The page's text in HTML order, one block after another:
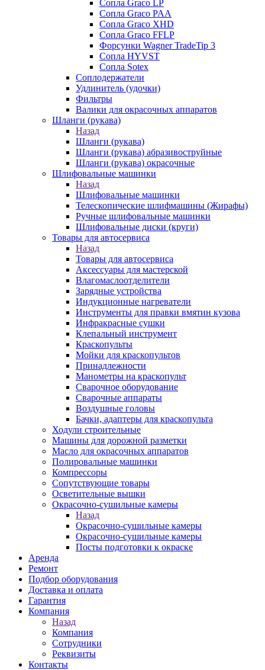
Сопла Graco LP
Сопла Graco PAA
Сопла Graco XHD
Сопла Graco FFLP
Форсунки Wagner TradeTip 3
Сопла HYVST
Сопла Sotex
Соплодержатели
Удлинитель (удочки)
Фильтры
Валики для окрасочных аппаратов
Шланги (рукава)
Назад
Шланги (рукава)
Шланги (рукава) абразивоструйные
Шланги (рукава) окрасочные
Шлифовальные машинки
Назад
Шлифовальные машинки
Телескопические шлифмашины (Жирафы)
Ручные шлифовальные машинки
Шлифовальные диски (круги)
Товары для автосервиса
Назад
Товары для автосервиса
Аксессуары для мастерской
Влагомаслоотделители
Зарядные устройства
Индукционные нагреватели
Инструменты для правки вмятин кузова
Инфракрасные сушки
Клепальный инструмент
Краскопульты
Мойки для краскопультов
Принадлежности
Манометры на краскопульт
Сварочное оборудование
Сварочные аппараты
Воздушные головы
Бачки, адаптеры для краскопульта
Ходули строительные
Машины для дорожной разметки
Масло для окрасочных аппаратов
Полировальные машинки
Компрессоры
Сопутствующие товары
Осветительные вышки
Окрасочно-сушильные камеры
Назад
Окрасочно-сушильные камеры
Окрасочно-сушильные камеры
Посты подготовки к окраске
Аренда
Ремонт
Подбор оборудования
Доставка и оплата
Гарантия
Компания
Назад
Компания
Сотрудники
Реквизиты
Контакты